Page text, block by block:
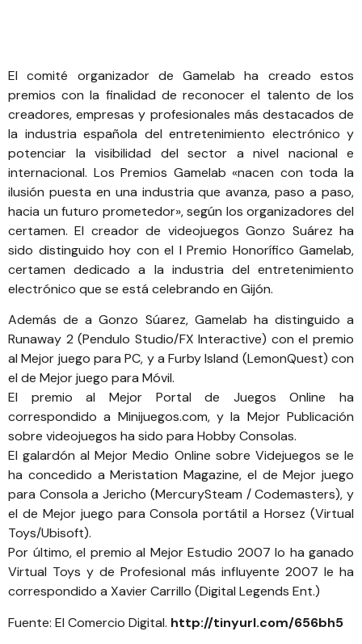
El comité organizador de Gamelab ha creado estos
premios con la finalidad de reconocer el talento de los
creadores, empresas y profesionales más destacados de
la industria española del entretenimiento electrónico y
potenciar la visibilidad del sector a nivel nacional e
internacional. Los Premios Gamelab «nacen con toda la
ilusión puesta en una industria que avanza, paso a paso,
hacia un futuro prometedor», según los organizadores del
certamen. El creador de videojuegosGonzo Suárezha
sido distinguido hoy con el I Premio Honorífico Gamelab,
certamen dedicado a la industria del entretenimiento
electrónico que se está celebrando en Gijón.
Además de a Gonzo Súarez, Gamelab ha distinguido a
Runaway 2 (Pendulo Studio/FX Interactive) con el premio
al Mejor juego para PC, y a Furby Island (LemonQuest) con
el de Mejor juego para Móvil.
El premio al Mejor Portal de Juegos Online ha
correspondido a Minijuegos.com, y la Mejor Publicación
sobre videojuegos ha sido para Hobby Consolas.
El galardón al Mejor Medio Online sobre Videjuegos se le
ha concedido a Meristation Magazine, el de Mejor juego
para Consola a Jericho (MercurySteam / Codemasters), y
el de Mejor juego para Consola portátil a Horsez (Virtual
Toys/Ubisoft).
Por último, el premio al Mejor Estudio 2007 lo ha ganado
Virtual Toys y de Profesional más influyente 2007 le ha
correspondido a Xavier Carrillo (Digital Legends Ent.)
Fuente: El Comercio Digital. http://tinyurl.com/656bh5